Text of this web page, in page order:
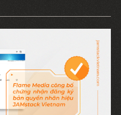
định được rõ mục tiêu
cầu sử dụng công nghệ
dẫn khiến doanh nghiệp
phù hợp.